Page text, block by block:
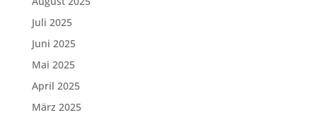
Juli 2025
Juni 2025
Mai 2025
April 2025
März 2025